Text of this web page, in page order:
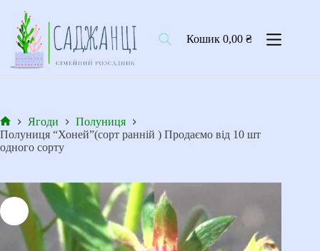
вмісту
Кошик0,00₴
Головна
Ягоди
Полуниця
Полуниця “Хоней”(сорт ранній ) Продаємо від 10 шт
одного сорту